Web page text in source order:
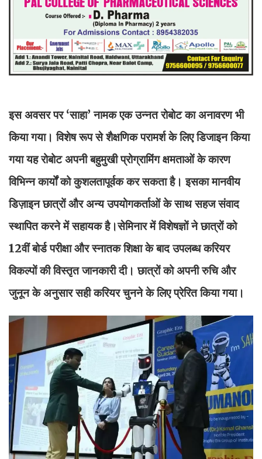
इस अवसर पर ‘साहा’ नामक एक उन्नत रोबोट का अनावरण भी
किया गया। विशेष रूप से शैक्षणिक परामर्श के लिए डिजाइन किया
गया यह रोबोट अपनी बहुमुखी प्रोग्रामिंग क्षमताओं के कारण
विभिन्न कार्यों को कुशलतापूर्वक कर सकता है। इसका मानवीय
डिज़ाइन छात्रों और अन्य उपयोगकर्ताओं के साथ सहज संवाद
स्थापित करने में सहायक है।सेमिनार में विशेषज्ञों ने छात्रों को
12वीं बोर्ड परीक्षा और स्नातक शिक्षा के बाद उपलब्ध करियर
विकल्पों की विस्तृत जानकारी दी। छात्रों को अपनी रुचि और
जुनून के अनुसार सही करियर चुनने के लिए प्रेरित किया गया।